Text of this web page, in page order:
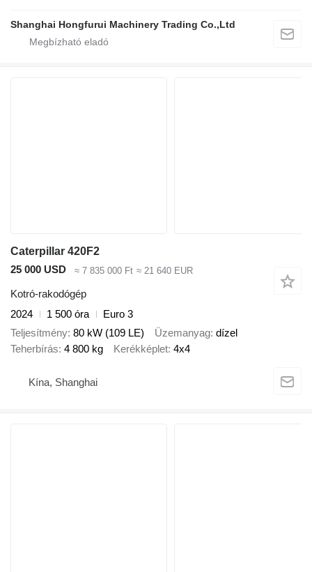
Shanghai Hongfurui Machinery Trading Co.,Ltd
Caterpillar 420F2
25 000 USD
≈ 7 835 000 Ft ≈ 21 640 EUR
Kotró-rakodógép
2024
1 500 óra
Euro 3
Teljesítmény 80 kW (109 LE) Üzemanyag dízel
Teherbírás 4 800 kg Kerékképlet 4x4
Kína, Shanghai